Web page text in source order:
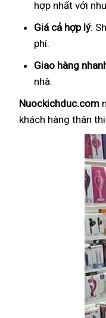
hợp nhất với
Giá cả hợp lý:
phí.
Giao hàng
nhà.
Nuockichduc.com
khách hàng thân